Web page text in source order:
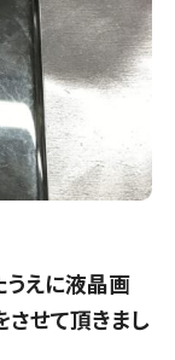
うえに液晶画
せて頂きまし